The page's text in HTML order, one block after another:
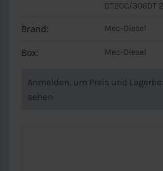
DT20C/306DT
Brand: Mec-Diesel
Box: Mec-Diesel
Anmelden, um Preis und
sehen